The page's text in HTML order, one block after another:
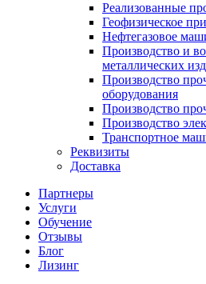
Реализованные
Геофизическое
Нефтегазовое
Производство и
металлических
Производство
оборудования
Производство
Производство
Транспортное
Реквизиты
Доставка
Партнеры
Услуги
Обучение
Отзывы
Блог
Лизинг